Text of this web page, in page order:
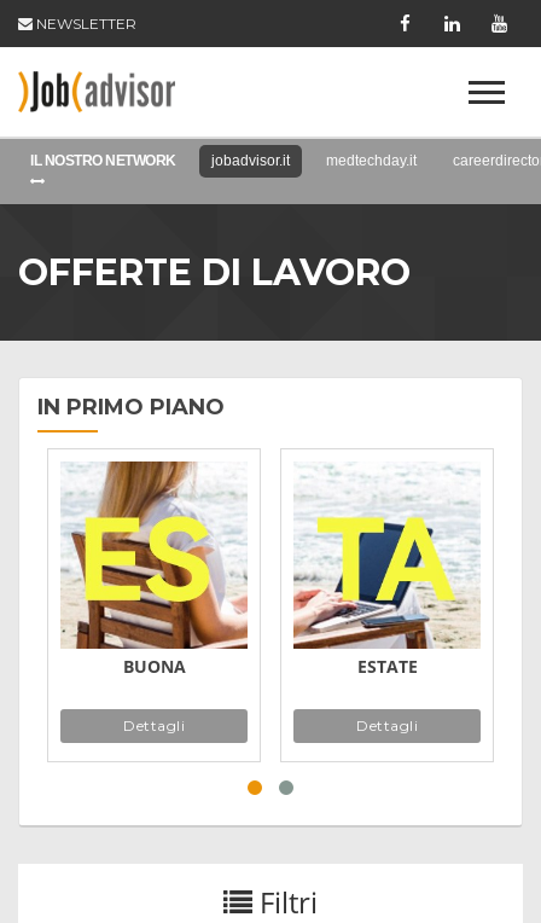
NEWSLETTER
IL NOSTRO NETWORK jobadvisor.it medtechday.it
OFFERTE DI LAVORO
IN PRIMO PIANO
BUONA
Dettagli
ESTATE
Dettagli
Filtri